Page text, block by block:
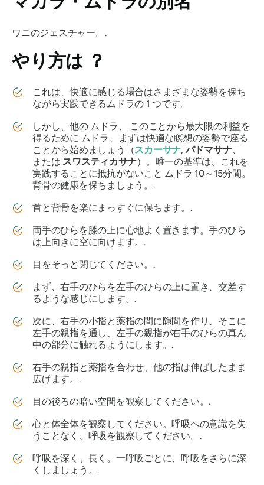
ワニのジェスチャー。.
やり方は ？
これは、快適に感じる場合はさまざまな姿勢を保ち
ながら実践できるムドラの 1 つです。
しかし、他の ムドラ、
このことから最大限の利益を
得るために ムドラ 、まずは快適な瞑想の姿勢で座る
ことから始めましょう（スカーサナ,パドマサナ、
または スワスティカサナ）。唯一の基準は、これを
実践することに抵抗がないこと ムドラ 10～15分間。
背骨の健康を保ちましょう。.
首と背骨を楽にまっすぐに保ちます。.
両手のひらを膝の上に心地よく置きます。手のひら
は上向きに空に向けます。.
目をそっと閉じてください。.
まず、右手のひらを左手のひらの上に置き、交差す
るような感じにします。.
次に、右手の小指と薬指の間に隙間を作り、そこに
左手の親指を通し、左手の親指が右手のひらの真ん
中の部分に触れるようにします。.
右手の親指と薬指を合わせ、他の指は伸ばしたまま
広げます。.
目の後ろの暗い空間を観察してください。.
心と体全体を観察してください。呼吸への意識を失
うことなく、呼吸を観察してください。.
呼吸を深く、長く。一呼吸ごとに、呼吸をさらに深
くしましょう。.